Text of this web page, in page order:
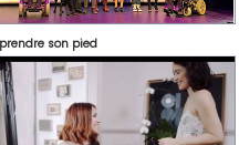
son pied